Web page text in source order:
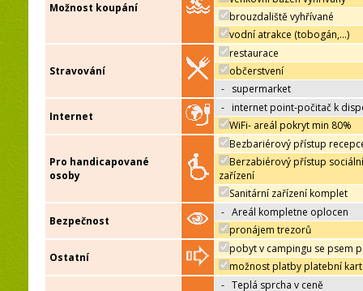
Možnost koupání
brouzdaliště vyhřívané
vodní atrakce (tobogán,…)
Stravování
restaurace
občerstvení
- supermarket
Internet
- internet point-počitač k
WiFi- areál pokryt min 80%
Pro handicapované
osoby
Bezbariérový přístup
Berzabiérový přístup sociální
zařízení
Sanitární zařízení komplet
Bezpečnost
- Areál kompletne oplocen
pronájem trezorů
Ostatní
pobyt v campingu se psem
možnost platby platební
- Teplá sprcha v ceně